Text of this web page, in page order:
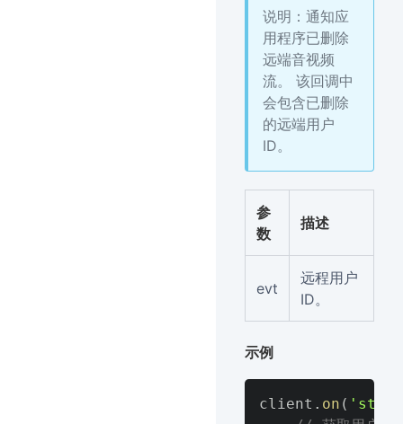
说明：通知应
用程序已删除
远端音视频
流。 该回调中
会包含已删除
的远端用户
ID。
参
数
描述
evt
远程用户
ID。
示例
client . on (